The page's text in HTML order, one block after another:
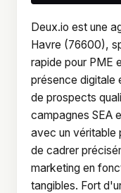
Deux.io est une
Havre (76600),
rapide pour PME
présence digitale
de prospects
campagnes SEA
avec un véritable
de cadrer
marketing en
tangibles. Fort